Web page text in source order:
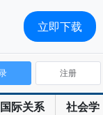
国际关系 社会学
注册
立即下载